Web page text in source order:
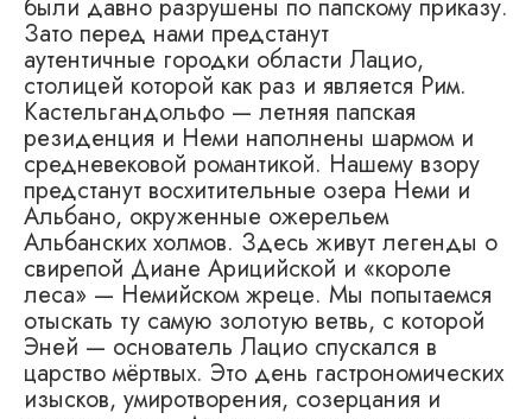
были давно разрушены по папскому приказу.
Зато перед нами предстанут
аутентичные городки области Лацио,
столицей которой как раз и является Рим.
Кастельгандольфо — летняя папская
резиденция и Неми наполнены шармом и
средневековой романтикой. Нашему взору
предстанут восхитительные озера Неми и
Альбано, окруженные ожерельем
Альбанских холмов. Здесь живут легенды о
свирепой Диане Арицийской и «короле
леса» — Немийском жреце. Мы попытаемся
отыскать ту самую золотую ветвь, с которой
Эней — основатель Лацио спускался в
царство мёртвых. Это день гастрономических
изысков, умиротворения, созерцания и